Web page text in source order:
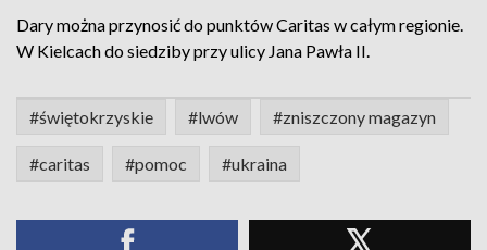
Dary można przynosić do punktów Caritas w całym regionie.
W Kielcach do siedziby przy ulicy Jana Pawła II.
#świętokrzyskie #lwów #zniszczony magazyn
#caritas #pomoc #ukraina